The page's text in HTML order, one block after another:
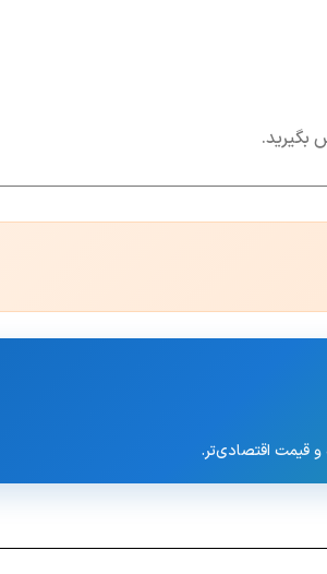
بگیرید.